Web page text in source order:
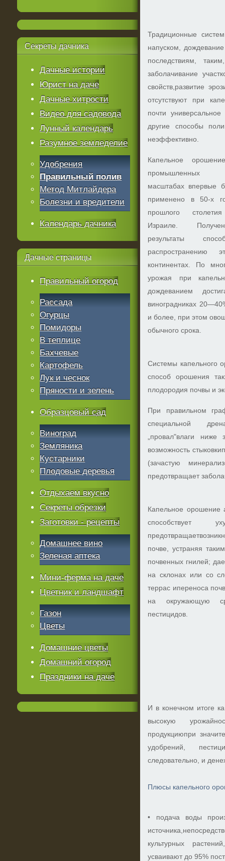
Традиционные
напуском,
последствиям,
заболачивание
свойств,развитие
отсутствуют при
почти
другие способы
неэффективно.
Капельное
промышленных
масштабах впервые
применено в 50-х
прошлого
Израиле.
результаты
распространению
континентах. По
урожая при
дождеванием
виноградниках
и более, при этом
обычного срока.
Системы капельного
способ орошения
плодородия почвы и
При правильном
специальной
„провал"влаги ниже
возможность
(зачастую
предотвращает
Капельное орошение
способствует
почве, устраняя
почвенных гнилей;
на склонах или со
террас ипереноса
на окружающую
пестицидов.
И в конечном итоге
высокую
продукциюпри
удобрений,
следовательно, и
Плюсы капельного
• подача воды
культурных
усваивают до 95%
Секреты дачника
Дачные истории
Юрист на даче
Дачные хитрости
Видео для садовода
Лунный календарь
Разумное земледелие
Удобрения
Правильный полив
Метод Митлайдера
Болезни и вредители
Календарь дачника
Дачные страницы
Правильный огород
Рассада
Огурцы
Помидоры
В теплице
Бахчевые
Картофель
Лук и чеснок
Пряности и зелень
Образцовый сад
Виноград
Земляника
Кустарники
Плодовые деревья
Отдыхаем вкусно
Секреты обрезки
Заготовки - рецепты
Домашнее вино
Зеленая аптека
Мини-ферма на даче
Цветник и ландшафт
Газон
Цветы
Домашние цветы
Домашний огород
Праздники на даче